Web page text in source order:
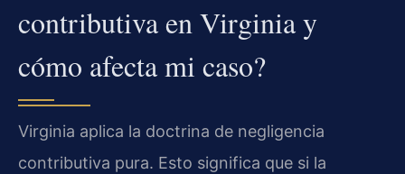
contributiva en Virginia y
cómo afecta mi caso?
Virginia aplica la doctrina de negligencia
contributiva pura. Esto significa que si la